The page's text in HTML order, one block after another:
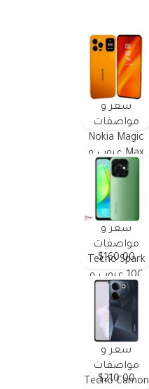
سعر و
مواصفات
Nokia Magic
Max عيوب و
مميزات
سعر و
مواصفات
Tecno Spark
10C عيوب و
مميزات
$160.00
سعر و
مواصفات
Tecno Camon
$210.00